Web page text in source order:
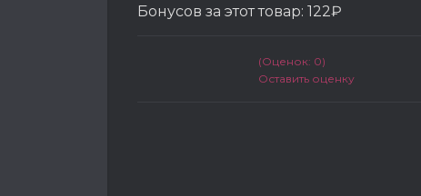
Бонусов за этот товар: 122₽
(Оценок: 0)
Оставить оценку